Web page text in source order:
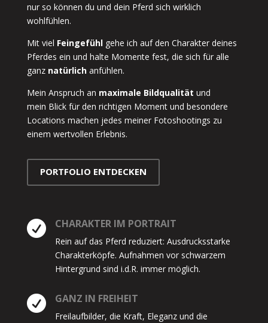
nur so können du und dein Pferd sich wirklich
wohlfühlen.
Mit viel Feingefühlgehe ich auf den Charakter deines
Pferdes ein und halte Momente fest, die sich für alle
ganz natürlichanfühlen.
Mein Anspruch an maximale Bildqualität und
mein Blick für den richtigen Moment und besondere
Locations machen jedes meiner Fotoshootings zu
einem wertvollen Erlebnis.
PORTFOLIO ENTDECKEN
 CHARAKTER IM PORTRAIT
Rein auf das Pferd reduziert: Ausdrucksstarke
Charakterköpfe. Aufnahmen vor schwarzem
Hintergrund sind i.d.R. immer möglich.
 GANZ IN FREIHEIT
Freilaufbilder, die Kraft, Eleganz und die